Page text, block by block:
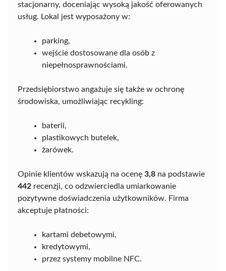
stacjonarny, doceniając wysoką jakość oferowanych
usług. Lokal jest wyposażony w:
parking,
wejście dostosowane dla osób z
niepełnosprawnościami.
Przedsiębiorstwo angażuje się także w ochronę
środowiska, umożliwiając recykling:
baterii,
plastikowych butelek,
żarówek.
Opinie klientów wskazują na ocenę 3,8 na podstawie
442 recenzji, co odzwierciedla umiarkowanie
pozytywne doświadczenia użytkowników. Firma
akceptuje płatności:
kartami debetowymi,
kredytowymi,
przez systemy mobilne NFC.